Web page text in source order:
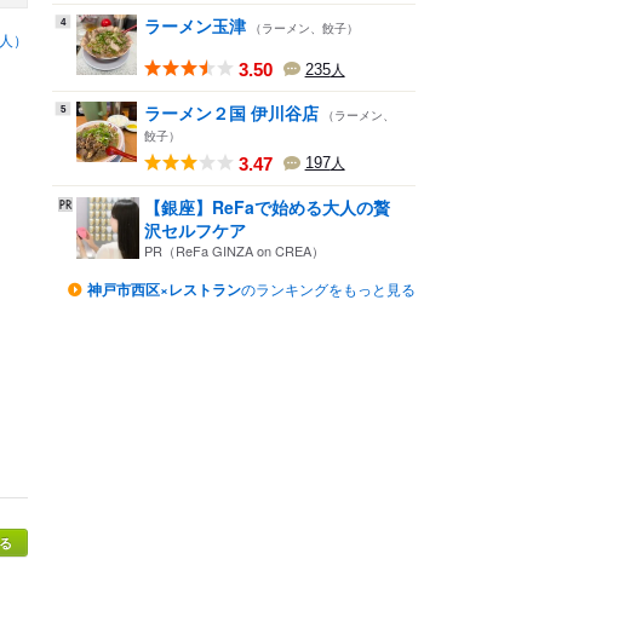
人）
4 ラーメン玉津 （ラーメン、餃子）
3.50 235人
5 ラーメン２国 伊川谷店 （ラーメン、
餃子）
3.47 197人
【銀座】ReFaで始める大人の贅
沢セルフケア
PR（ReFa GINZA on CREA）
神戸市西区×レストランのランキングをもっと見る